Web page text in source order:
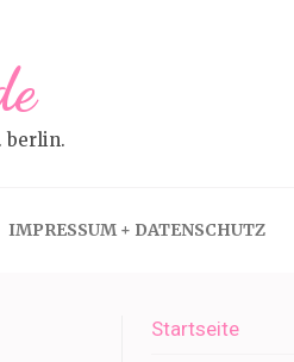
berlin.
IMPRESSUM + DATENSCHUTZ
Startseite